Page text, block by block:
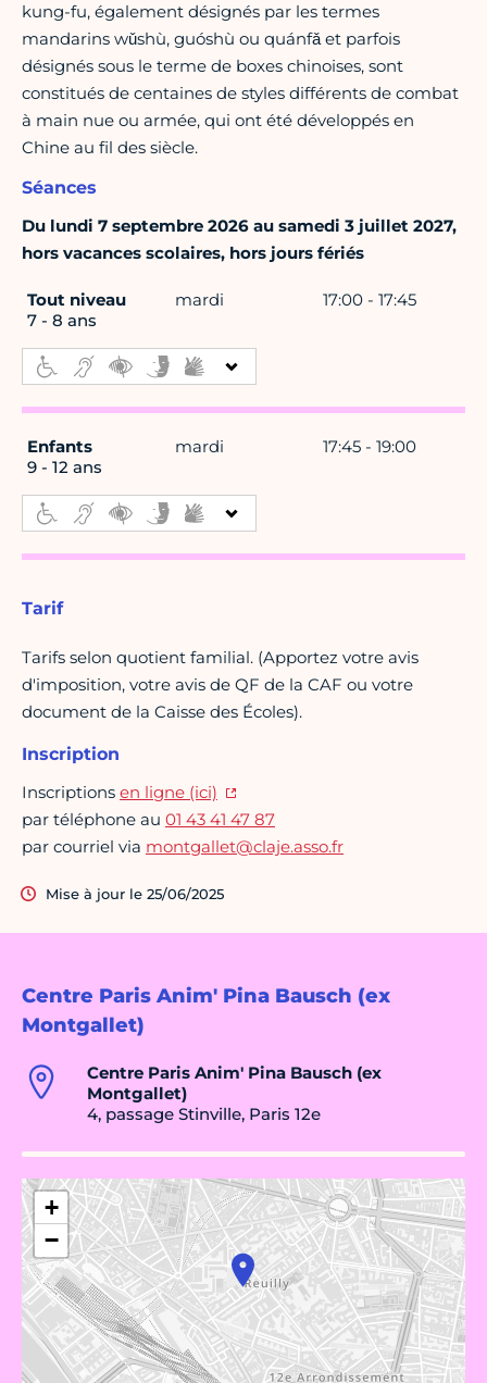
Centre Paris Anim' Pina Bausch (ex
Montgallet)
Centre Paris Anim' Pina Bausch (ex
Montgallet)
4, passage Stinville, Paris 12e
+
−
kung-fu, également désignés par les termes
mandarins wǔshù, guóshù ou quánfǎ et parfois
désignés sous le terme de boxes chinoises, sont
constitués de centaines de styles différents de combat
à main nue ou armée, qui ont été développés en
Chine au fil des siècle.
Séances
Du lundi 7 septembre 2026 au samedi 3 juillet 2027,
hors vacances scolaires, hors jours fériés
Tout niveau
7 - 8 ans
mardi 17:00 - 17:45
Enfants
9 - 12 ans
mardi 17:45 - 19:00
Tarif
Tarifs selon quotient familial. (Apportez votre avis
d'imposition, votre avis de QF de la CAF ou votre
document de la Caisse des Écoles).
Inscription
Inscriptions en ligne (ici)
par téléphone au 01 43 41 47 87
par courriel via montgallet@claje.asso.fr
Mise à jour le 25/06/2025